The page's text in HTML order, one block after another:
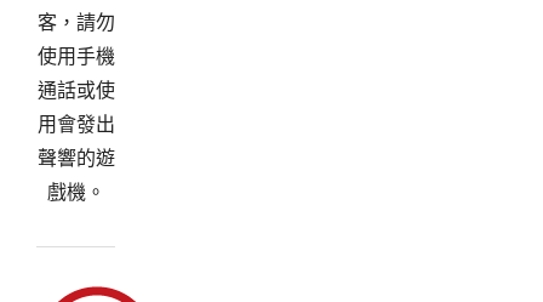
客，請勿
使用手機
通話或使
用會發出
聲響的遊
戲機。